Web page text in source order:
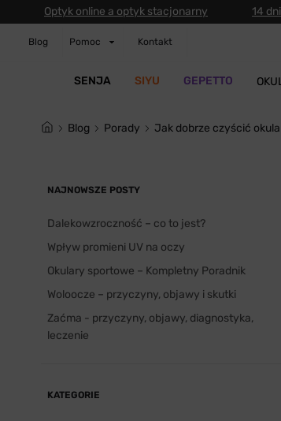
Optyk online a optyk stacjonarny 14
Blog Pomoc Kontakt
SENJA SIYU GEPETTO
NAJNOWSZE POSTY
Dalekowzroczność – co to jest?
Wpływ promieni UV na oczy
Okulary sportowe – Kompletny Poradnik
Woloocze – przyczyny, objawy i skutki
Zaćma - przyczyny, objawy, diagnostyka,
leczenie
KATEGORIE
blog Porady Jak dobrze czyścić